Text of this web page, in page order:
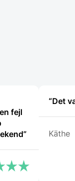
fejl
“Det
Käthe